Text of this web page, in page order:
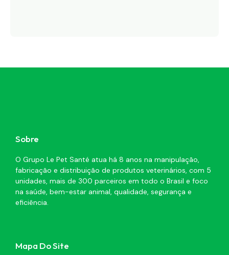
Sobre
O Grupo Le Pet Santé atua há 8 anos na manipulação,
fabricação e distribuição de produtos veterinários, com 5
unidades, mais de 300 parceiros em todo o Brasil e foco
na saúde, bem-estar animal, qualidade, segurança e
eficiência.
Mapa Do Site